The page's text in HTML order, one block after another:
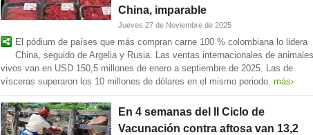
China, imparable
Jueves 27 de Noviembre de 2025
El pódium de países que más compran carne 100 % colombiana lo lidera
China, seguido de Argelia y Rusia. Las ventas internacionales de animales
vivos van en USD 150,5 millones de enero a septiembre de 2025. Las de
vísceras superaron los 10 millones de dólares en el mismo periodo. más›
En 4 semanas del II Ciclo de
Vacunación contra aftosa van 13,2